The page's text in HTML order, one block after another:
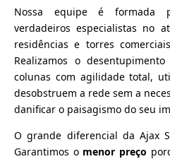
Nossa equipe é formada
verdadeiros especialistas no
residências e torres
Realizamos o
colunas com agilidade total,
desobstruem a rede sem a
danificar o paisagismo do seu
O grande diferencial da Ajax
Garantimos o menor preço